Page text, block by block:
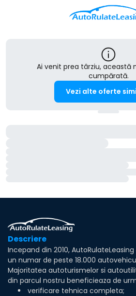
Ai venit prea târziu, această
cumpărată.
Vezi alte oferte
Descriere
Incepand din 2010,
un numar de peste 18.000
Majoritatea autoturismelor si
din parcul nostru beneficieaza de
verificare tehnica completa;